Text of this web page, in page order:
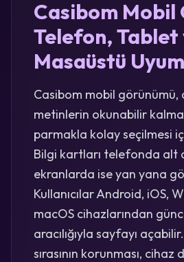
Casibom
Telefon, Tablet
Masaüstü
Casibom mobil
metinlerin okunabilir
parmakla kolay seçilmesi
Bilgi kartları telefonda alt
ekranlarda ise yan yana
Kullanıcılar Android, iOS,
macOS cihazlarından
aracılığıyla sayfayı
sırasının korunması,